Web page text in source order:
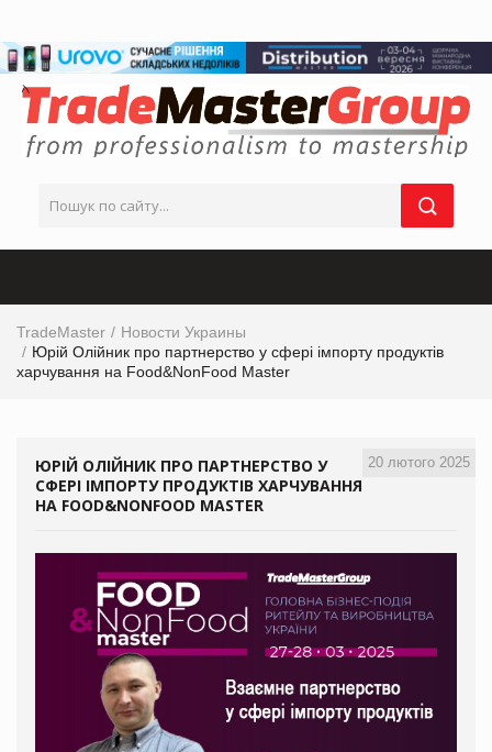
TradeMaster
Новости Украины
Юрій Олійник про партнерство у сфері імпорту продуктів
харчування на Food&NonFood Master
20 лютого 2025
ЮРІЙ ОЛІЙНИК ПРО ПАРТНЕРСТВО У
СФЕРІ ІМПОРТУ ПРОДУКТІВ ХАРЧУВАННЯ
НА FOOD&NONFOOD MASTER